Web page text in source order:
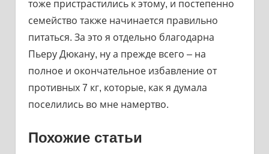
тоже пристрастились к этому, и постепенно
семейство также начинается правильно
питаться. За это я отдельно благодарна
Пьеру Дюкану, ну а прежде всего – на
полное и окончательное избавление от
противных 7 кг, которые, как я думала
поселились во мне намертво.
Похожие статьи